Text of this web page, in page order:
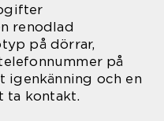
renodlad
på dörrar,
på
igenkänning och en
ta kontakt.